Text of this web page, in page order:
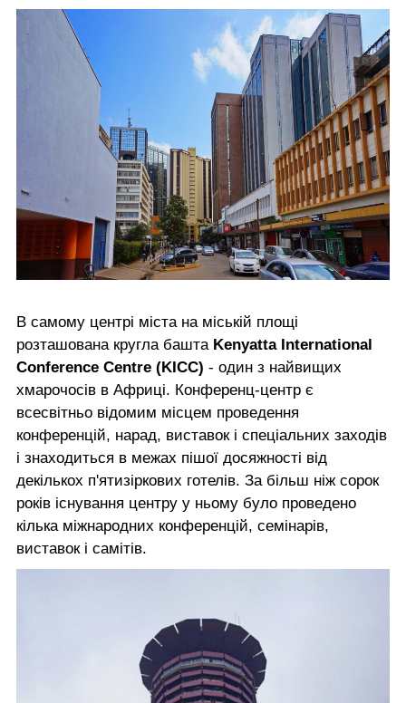
В самому центрі міста на міській площі
розташована кругла башта Kenyatta International
Conference Centre (KICC) - один з найвищих
хмарочосів в Африці. Конференц-центр є
всесвітньо відомим місцем проведення
конференцій, нарад, виставок і спеціальних заходів
і знаходиться в межах пішої досяжності від
декількох п'ятизіркових готелів. За більш ніж сорок
років існування центру у ньому було проведено
кілька міжнародних конференцій, семінарів,
виставок і самітів.